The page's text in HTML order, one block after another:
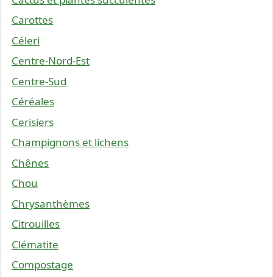
Carottes
Céleri
Centre-Nord-Est
Centre-Sud
Céréales
Cerisiers
Champignons et lichens
Chênes
Chou
Chrysanthèmes
Citrouilles
Clématite
Compostage